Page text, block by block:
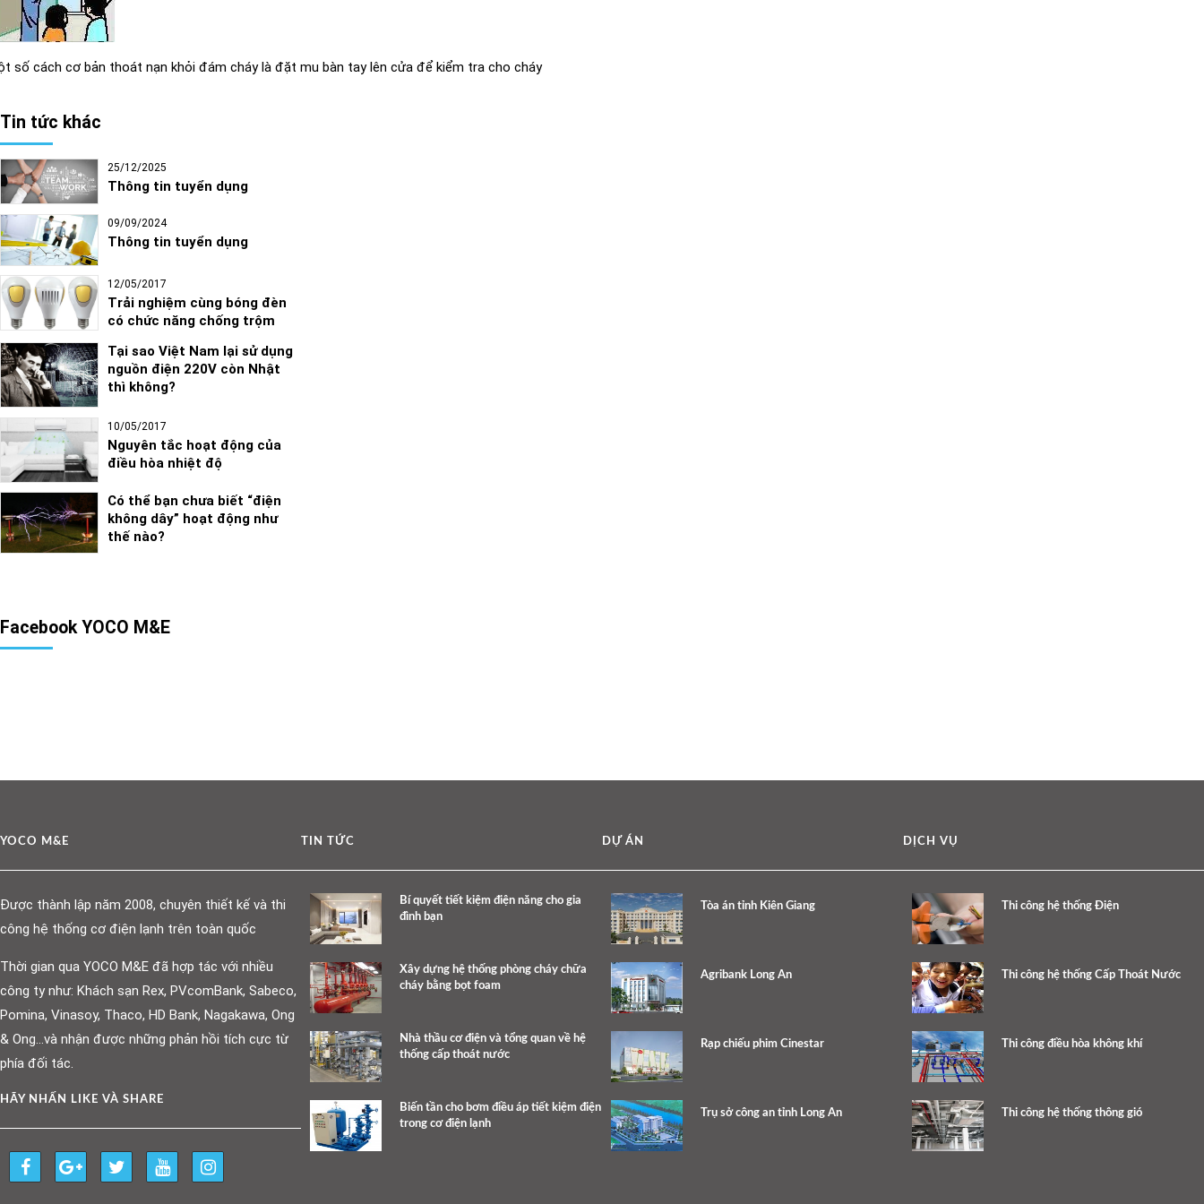
số cách cơ bản thoát nạn khỏi đám cháy là đặt mu bàn tay lên cửa để kiểm tra cho cháy
Tin tức khác
25/12/2025
Thông tin tuyển dụng
09/09/2024
Thông tin tuyển dụng
12/05/2017
Trải nghiệm cùng bóng đèn
có chức năng chống trộm
Tại sao Việt Nam lại sử dụng
nguồn điện 220V còn Nhật
thì không?
10/05/2017
Nguyên tắc hoạt động của
điều hòa nhiệt độ
Có thể bạn chưa biết “điện
không dây” hoạt động như
thế nào?
Facebook YOCO M&E
YOCO M&E
Được thành lập năm 2008, chuyên thiết kế và thi
công hệ thống cơ điện lạnh trên toàn quốc
Thời gian qua YOCO M&E đã hợp tác với nhiều
công ty như: Khách sạn Rex, PVcomBank, Sabeco,
Pomina, Vinasoy, Thaco, HD Bank, Nagakawa, Ong
& Ong…và nhận được những phản hồi tích cực từ
phía đối tác.
HÃY NHẤN LIKE VÀ SHARE
TIN TỨC
Bí quyết tiết kiệm điện năng cho gia
đình bạn
Xây dựng hệ thống phòng cháy chữa
cháy bằng bọt foam
Nhà thầu cơ điện và tổng quan về hệ
thống cấp thoát nước
Biến tần cho bơm điều áp tiết kiệm điện
trong cơ điện lạnh
DỰ ÁN
Tòa án tỉnh Kiên Giang
Agribank Long An
Rạp chiếu phim Cinestar
Trụ sở công an tỉnh Long An
DỊCH VỤ
Thi công hệ thống Điện
Thi công hệ thống Cấp Thoát Nước
Thi công điều hòa không khí
Thi công hệ thống thông gió